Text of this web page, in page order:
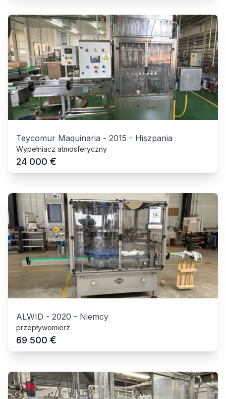
Teycomur Maquinaria - 2015 - Hiszpania
Wypełniacz atmosferyczny
24 000 €
ALWID - 2020 - Niemcy
przepływomierz
69 500 €